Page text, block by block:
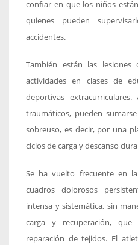
confiar en que los niños
quienes pueden
accidentes.
También están las
actividades en clases de
deportivas
traumáticos, pueden
sobreuso, es decir, por una
ciclos de carga y descanso
Se ha vuelto frecuente en
cuadros dolorosos
intensa y sistemática, sin
carga y recuperación,
reparación de tejidos. El